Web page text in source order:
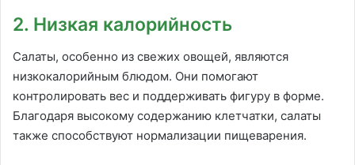
2. Низкая калорийность
Салаты, особенно из свежих овощей, являются
низкокалорийным блюдом. Они помогают
контролировать вес и поддерживать фигуру в форме.
Благодаря высокому содержанию клетчатки, салаты
также способствуют нормализации пищеварения.